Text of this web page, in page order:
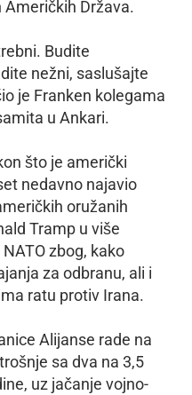
Država.
Budite
nežni, saslušajte
je Franken kolegama
u Ankari.
što je američki
nedavno najavio
oružanih
Tramp u više
zbog, kako
za odbranu, ali i
ratu protiv Irana.
Alijanse rade na
sa dva na 3,5
uz jačanje vojno-